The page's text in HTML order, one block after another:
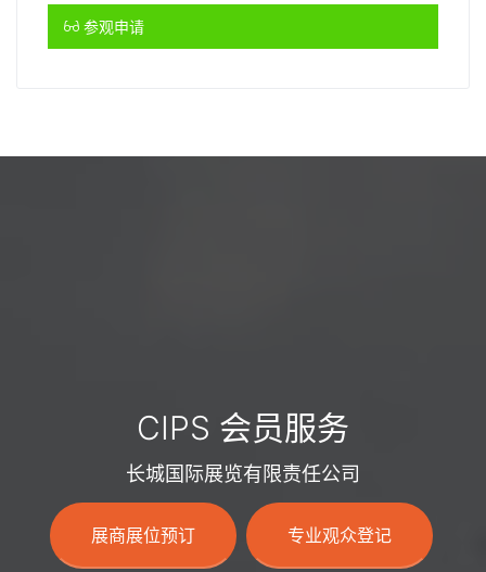
参观申请
CIPS 会员服务
长城国际展览有限责任公司
展商展位预订 专业观众登记